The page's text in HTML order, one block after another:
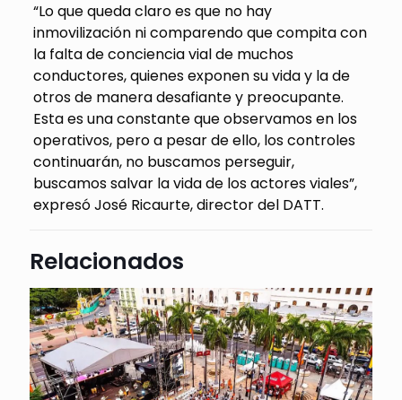
“Lo que queda claro es que no hay
inmovilización ni comparendo que compita con
la falta de conciencia vial de muchos
conductores, quienes exponen su vida y la de
otros de manera desafiante y preocupante.
Esta es una constante que observamos en los
operativos, pero a pesar de ello, los controles
continuarán, no buscamos perseguir,
buscamos salvar la vida de los actores viales”,
expresó José Ricaurte, director del DATT.
Relacionados